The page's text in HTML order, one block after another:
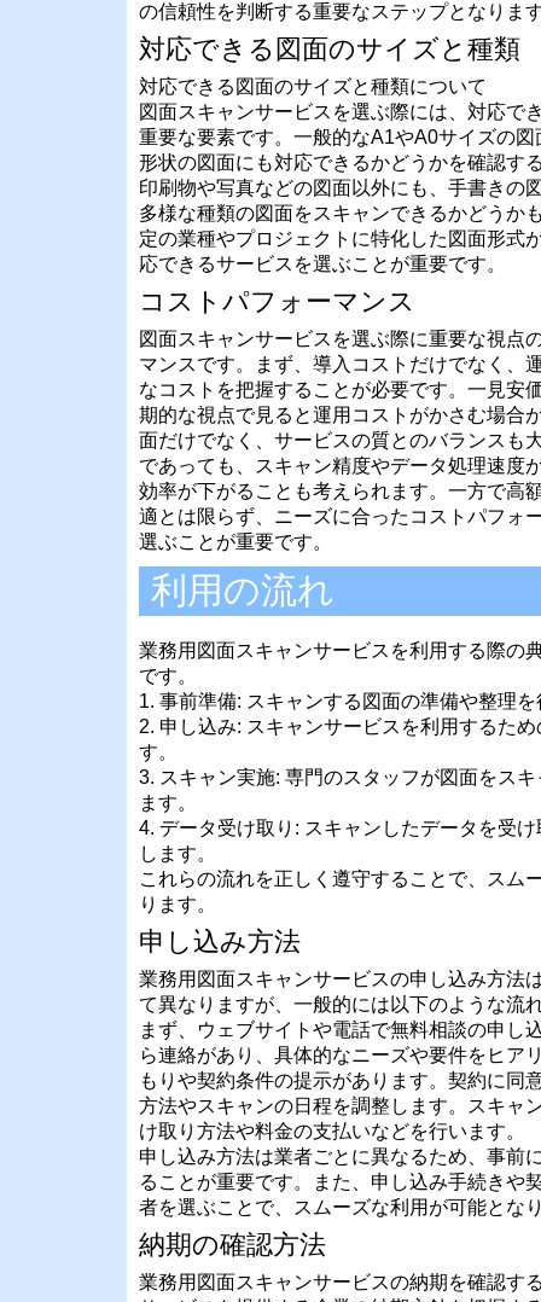
の信頼性を判断する重要なステップとなりま
対応できる図面のサイズと種類
対応できる図面のサイズと種類について
図面スキャンサービスを選ぶ際には、対応で
重要な要素です。一般的なA1やA0サイズの
形状の図面にも対応できるかどうかを確認す
印刷物や写真などの図面以外にも、手書きの
多様な種類の図面をスキャンできるかどうか
定の業種やプロジェクトに特化した図面形式
応できるサービスを選ぶことが重要です。
コストパフォーマンス
図面スキャンサービスを選ぶ際に重要な視点
マンスです。まず、導入コストだけでなく、
なコストを把握することが必要です。一見安
期的な視点で見ると運用コストがかさむ場合
面だけでなく、サービスの質とのバランスも
であっても、スキャン精度やデータ処理速度
効率が下がることも考えられます。一方で高
適とは限らず、ニーズに合ったコストパフォ
選ぶことが重要です。
利用の流れ
業務用図面スキャンサービスを利用する際の
です。
1. 事前準備: スキャンする図面の準備や整理
2. 申し込み: スキャンサービスを利用するた
す。
3. スキャン実施: 専門のスタッフが図面をス
ます。
4. データ受け取り: スキャンしたデータを受
します。
これらの流れを正しく遵守することで、スム
ります。
申し込み方法
業務用図面スキャンサービスの申し込み方法
て異なりますが、一般的には以下のような流
まず、ウェブサイトや電話で無料相談の申し
ら連絡があり、具体的なニーズや要件をヒア
もりや契約条件の提示があります。契約に同
方法やスキャンの日程を調整します。スキャ
け取り方法や料金の支払いなどを行います。
申し込み方法は業者ごとに異なるため、事前
ることが重要です。また、申し込み手続きや
者を選ぶことで、スムーズな利用が可能とな
納期の確認方法
業務用図面スキャンサービスの納期を確認す